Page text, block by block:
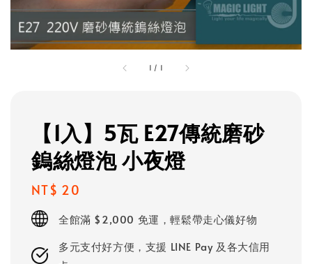
1 / 1
【1入】5瓦 E27傳統磨砂
鎢絲燈泡 小夜燈
Regular
price
NT$ 20
全館滿 $2,000 免運，輕鬆帶走心儀好物
多元支付好方便，支援 LINE Pay 及各大信用